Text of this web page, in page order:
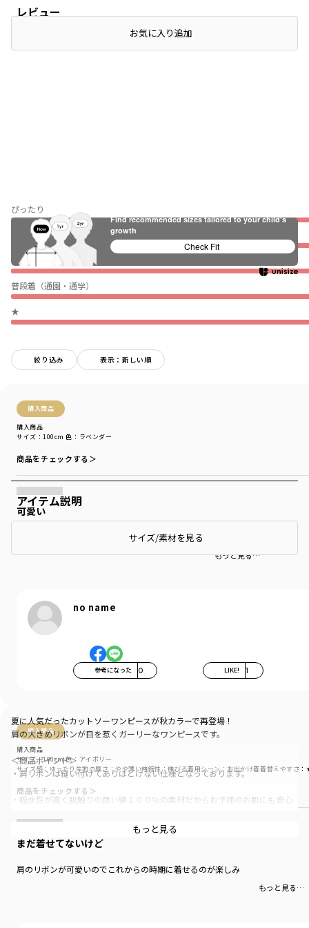
レビュー
ぴったり
伸びない
普段着（通園・通学）
★
絞り込み 表示：新しい順
購入商品
購入商品
サイズ：100cm 色：ラベンダー
商品をチェックする＞
可愛い
もっと見る…
no name
参考になった 0 LIKE! 1
購入商品
購入商品
サイズ感：ゆったり 生地の厚さ：やや薄い伸縮性 ：伸びる着用シーン：お出かけ着着替えやすさ
サイズ：100cm色：アイボリー
商品をチェックする＞
まだ着せてないけど
肩のリボンが可愛いのでこれからの時期に着せるのが楽しみ
もっと見る…
店頭在庫を確認するお気に入り追加
アイテム説明
サイズ/素材を見る
夏に人気だったカットソーワンピースが秋カラーで再登場！
肩の大きめリボンが目を惹くガーリーなワンピースです。
＜商品ポイント＞
・肩リボンは縫い付けてありほどけない仕様となっております。
・吸水性が高く肌触りの良い綿１００％の素材だからお子様のお肌にも安心
・お色はドット柄のワンピースに無地のリボンがキュートな印象のアイボリ
ー、
使いやすい無地のワンピースにドット柄のリボンのラベンダーの2色展開とな
もっと見る
Find recommended sizes tailored to your child's
growth
Check Fit